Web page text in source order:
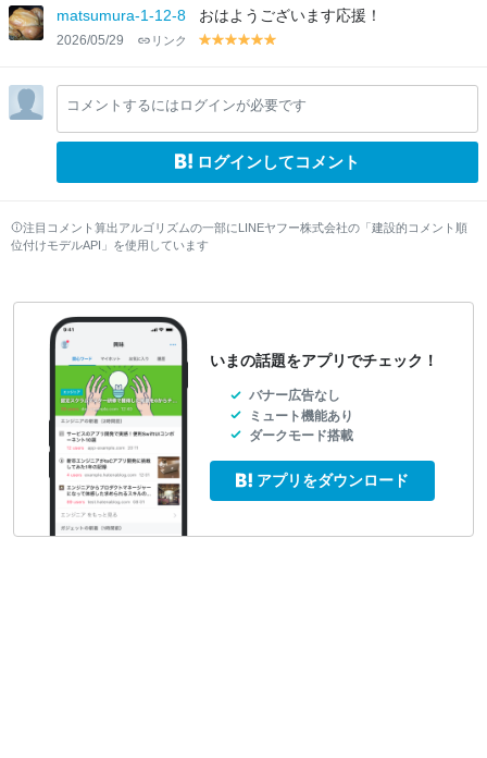
lo
w
lo
w
lo
w
lo
w
lo
w
lo
w
matsumura-1-12-8 おはようございます応援！
2026/05/29 リンク
y
lo
w
y
lo
w
y
lo
w
y
lo
w
y
lo
w
lo
w
コメントするにはログインが必要です
ログインしてコメント
注目コメント算出アルゴリズムの一部にLINEヤフー株式会社の「建設的コメント順
位付けモデルAPI」を使用しています
いまの話題をアプリでチェック！
バナー広告なし
ミュート機能あり
ダークモード搭載
アプリをダウンロード